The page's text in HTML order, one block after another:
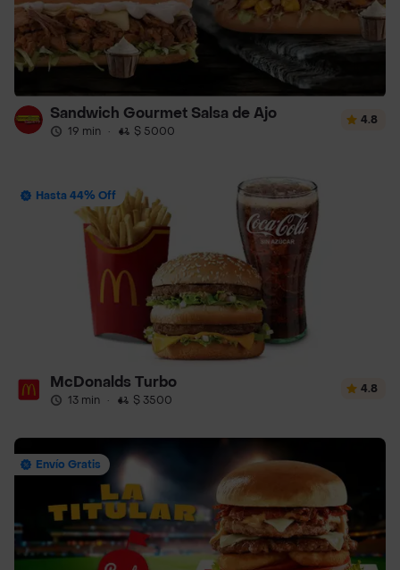
Sandwich Gourmet Salsa de Ajo
19 min · $ 5000
4.8
Hasta 44% Off
McDonalds Turbo
13 min · $ 3500
4.8
Envío Gratis